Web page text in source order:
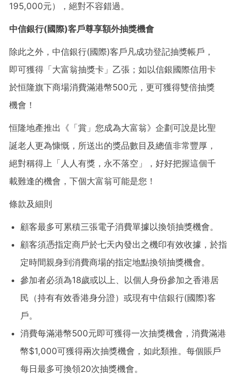
195,000元），絕對不容錯過。
中信銀行(國際)客戶尊享額外抽獎機會
除此之外，中信銀行(國際)客戶凡成功登記抽獎帳戶，
即可獲得「大富翁抽獎卡」乙張；如以信銀國際信用卡
於恒隆旗下商場消費滿港幣500元，更可獲得雙倍抽獎
機會！
恒隆地產推出《「賞」您成為大富翁》企劃可說是比聖
誕老人更為慷慨，所送出的獎品數目及總值非常豐厚，
絕對稱得上「人人有獎，永不落空」，好好把握這個千
載難逢的機會，下個大富翁可能是您！
條款及細則
顧客最多可累積三張電子消費單據以換領抽獎機會。
顧客須憑指定商戶於七天內發出之機印有效收據，於指
定時間親身到消費商場的指定地點換領抽獎機會。
參加者必須為18歲或以上、以個人身份參加之香港居
民（持有有效香港身分證）或現有中信銀行(國際)客
戶。
消費每滿港幣500元即可獲得一次抽獎機會，消費滿港
幣$1,000可獲得兩次抽獎機會，如此類推。每個賬戶
每日最多可換領20次抽獎機會。